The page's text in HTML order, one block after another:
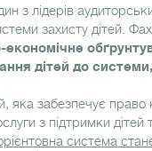
з лідерів
захисту дітей.
дітей до
яка забезпечує
з підтримки дітей
система